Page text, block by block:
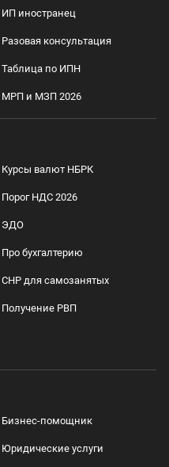
ИП иностранец
Разовая консультация
Таблица по ИПН
МРП и МЗП 2026
Курсы валют НБРК
Порог НДС 2026
ЭДО
Про бухгалтерию
СНР для самозанятых
Получение РВП
Бизнес-помощник
Юридические услуги